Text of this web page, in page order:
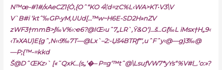
N™œ-#1#/xAeCZ1{Ȯ‚{Oˆ“KO 4\‘d=zC%L‹WA>KT•V3\V
V`B#i ‘ktˆ‰GP•yM‚UUd[…™w~H6E-SD2H»nZV
zWF3†mmܶB>j‰V%›:ҽ6?@IŒ›uˆ7„LR`‚Ÿ&O‘)…š…G{‰L iMsx†H„9‹
‹T»XAU)E{gˆ,N‹‹9‰7T—@Lx`–2:-Џš4BTRƒ“‘,uˆFˆy‹@—g}3‰@
—P;{™-=kkd
Š@DˆŒKz›` [«˜QxK…(s„‘�– P=g‘™tˆ@\LsuƒVW7*yYs“%V#l_.’o:»?